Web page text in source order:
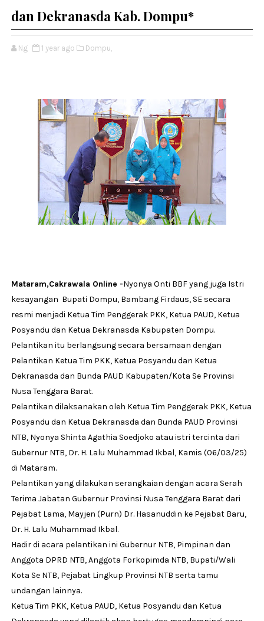
dan Dekranasda Kab. Dompu*
Ng 1 year ago Dompu,
Mataram,Cakrawala Online -Nyonya Onti BBF yang juga Istri
kesayangan Bupati Dompu, Bambang Firdaus, SE secara
resmi menjadi Ketua Tim Penggerak PKK, Ketua PAUD, Ketua
Posyandu dan Ketua Dekranasda Kabupaten Dompu.
Pelantikan itu berlangsung secara bersamaan dengan
Pelantikan Ketua Tim PKK, Ketua Posyandu dan Ketua
Dekranasda dan Bunda PAUD Kabupaten/Kota Se Provinsi
Nusa Tenggara Barat.
Pelantikan dilaksanakan oleh Ketua Tim Penggerak PKK, Ketua
Posyandu dan Ketua Dekranasda dan Bunda PAUD Provinsi
NTB, Nyonya Shinta Agathia Soedjoko atau istri tercinta dari
Gubernur NTB, Dr. H. Lalu Muhammad Ikbal, Kamis (06/03/25)
di Mataram.
Pelantikan yang dilakukan serangkaian dengan acara Serah
Terima Jabatan Gubernur Provinsi Nusa Tenggara Barat dari
Pejabat Lama, Mayjen (Purn) Dr. Hasanuddin ke Pejabat Baru,
Dr. H. Lalu Muhammad Ikbal.
Hadir di acara pelantikan ini Gubernur NTB, Pimpinan dan
Anggota DPRD NTB, Anggota Forkopimda NTB, Bupati/Wali
Kota Se NTB, Pejabat Lingkup Provinsi NTB serta tamu
undangan lainnya.
Ketua Tim PKK, Ketua PAUD, Ketua Posyandu dan Ketua